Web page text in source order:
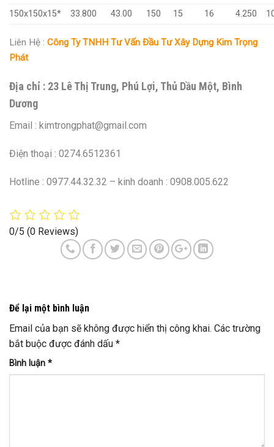
150x150x15*
33.800 43.00 150 15 16 4.250
Liên Hệ : Công Ty TNHH Tư Vấn Đầu Tư Xây Dựng Kim Trọng
Phát
Địa chỉ : 23 Lê Thị Trung, Phú Lợi, Thủ Dầu Một, Bình
Dương
Email : kimtrongphat@gmail.com
Điện thoại : 0274.6512361
Hotline : 0977.44.32.32 – kinh doanh : 0908.005.622
0/5 (0 Reviews)
Để lại một bình luận
Email của bạn sẽ không được hiển thị công khai. Các trường
bắt buộc được đánh dấu *
Bình luận *